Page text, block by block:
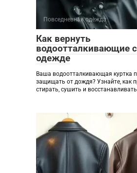
Повседневная одежда
Как вернуть
водоотталкивающие
одежде
Ваша водоотталкивающая куртка
защищать от дождя? Узнайте, как
стирать, сушить и восстанавливать